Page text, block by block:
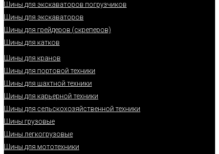
Шины для экскаваторов погрузчиков
Шины для экскаваторов
Шины для грейдеров (скреперов)
Шины для катков
Шины для кранов
Шины для портовой техники
Шины для шахтной техники
Шины для карьерной техники
Шины для сельскохозяйственной техники
Шины грузовые
Шины легкогрузовые
Шины для мототехники